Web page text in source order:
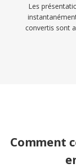
Les
convertis sont
Comment